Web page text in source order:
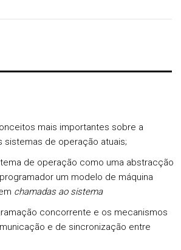
mais importantes sobre a
sistemas de operação atuais;
de operação como uma abstracção
um modelo de máquina
chamadas ao sistema
concorrente e os mecanismos
e de sincronização entre